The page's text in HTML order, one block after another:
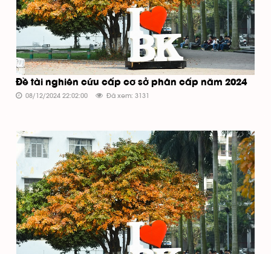
Đề tài nghiên cứu cấp cơ sở phân cấp năm 2024
08/12/2024 22:02:00 Đã xem: 3131